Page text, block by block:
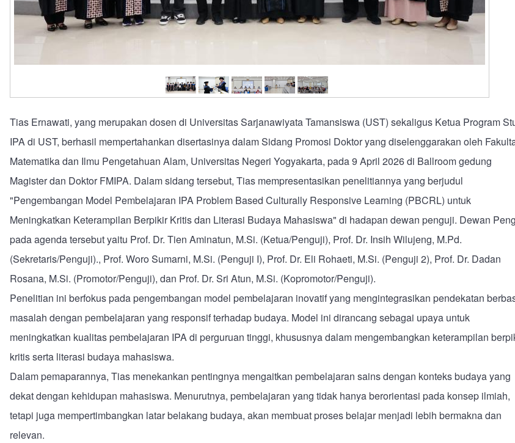
Tias Ernawati, yang merupakan dosen di Universitas Sarjanawiyata Tamansiswa (UST) sekaligus Ketua Program
IPA di UST, berhasil mempertahankan disertasinya dalam Sidang Promosi Doktor yang diselenggarakan oleh
Matematika dan Ilmu Pengetahuan Alam, Universitas Negeri Yogyakarta, pada 9 April 2026 di Ballroom gedung
Magister dan Doktor FMIPA. Dalam sidang tersebut, Tias mempresentasikan penelitiannya yang berjudul
"Pengembangan Model Pembelajaran IPA Problem Based Culturally Responsive Learning (PBCRL) untuk
Meningkatkan Keterampilan Berpikir Kritis dan Literasi Budaya Mahasiswa" di hadapan dewan penguji. Dewan
pada agenda tersebut yaitu Prof. Dr. Tien Aminatun, M.Si. (Ketua/Penguji), Prof. Dr. Insih Wilujeng, M.Pd.
(Sekretaris/Penguji)., Prof. Woro Sumarni, M.Si. (Penguji I), Prof. Dr. Eli Rohaeti, M.Si. (Penguji 2), Prof. Dr. Dadan
Rosana, M.Si. (Promotor/Penguji), dan Prof. Dr. Sri Atun, M.Si. (Kopromotor/Penguji).
Penelitian ini berfokus pada pengembangan model pembelajaran inovatif yang mengintegrasikan pendekatan
masalah dengan pembelajaran yang responsif terhadap budaya. Model ini dirancang sebagai upaya untuk
meningkatkan kualitas pembelajaran IPA di perguruan tinggi, khususnya dalam mengembangkan keterampilan
kritis serta literasi budaya mahasiswa.
Dalam pemaparannya, Tias menekankan pentingnya mengaitkan pembelajaran sains dengan konteks budaya yang
dekat dengan kehidupan mahasiswa. Menurutnya, pembelajaran yang tidak hanya berorientasi pada konsep ilmiah,
tetapi juga mempertimbangkan latar belakang budaya, akan membuat proses belajar menjadi lebih bermakna dan
relevan.